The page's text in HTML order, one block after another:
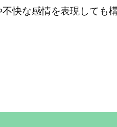
快な感情を表現しても